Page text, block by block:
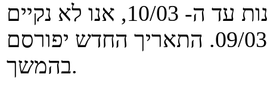
לאור הנחיית הטכניון לא לקיים בחינות עד ה- 10/03, אנו לא נקיים
את הצגת הפרוייקט בתאריך 09/03. התאריך החדש יפורסם
בהמשך.